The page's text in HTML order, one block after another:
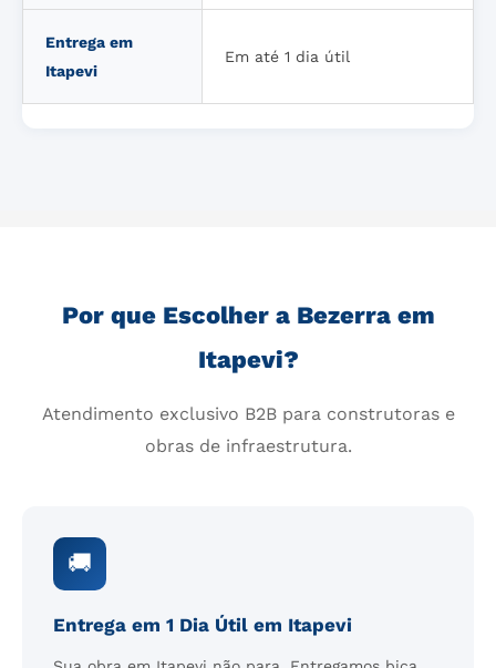
Entrega em
Itapevi
Em até 1 dia útil
Por que Escolher a Bezerra em
Itapevi?
Atendimento exclusivo B2B para construtoras e
obras de infraestrutura.
🚚
Entrega em 1 Dia Útil em Itapevi